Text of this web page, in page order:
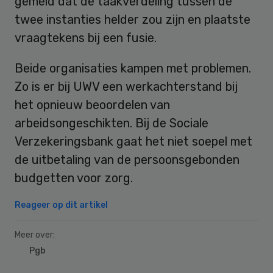
twee instanties helder zou zijn en plaatste
vraagtekens bij een fusie.
Beide organisaties kampen met problemen.
Zo is er bij UWV een werkachterstand bij
het opnieuw beoordelen van
arbeidsongeschikten. Bij de Sociale
Verzekeringsbank gaat het niet soepel met
de uitbetaling van de persoonsgebonden
budgetten voor zorg.
Reageer op dit artikel
Meer over:
Pgb